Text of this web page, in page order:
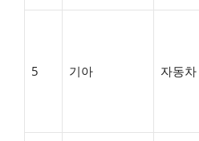
5 기아 자동차